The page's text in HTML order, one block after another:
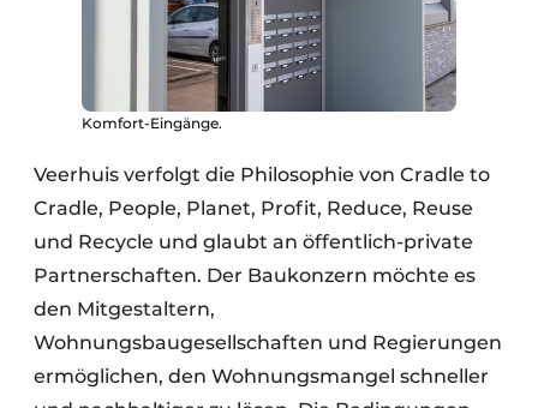
Komfort-Eingänge.
Veerhuis verfolgt die Philosophie von Cradle to
Cradle, People, Planet, Profit, Reduce, Reuse
und Recycle und glaubt an öffentlich-private
Partnerschaften. Der Baukonzern möchte es
den Mitgestaltern,
Wohnungsbaugesellschaften und Regierungen
ermöglichen, den Wohnungsmangel schneller